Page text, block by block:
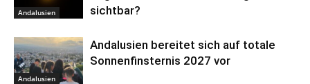
Andalusien
sichtbar?
Andalusien
Andalusien bereitet sich auf totale
Sonnenfinsternis 2027 vor